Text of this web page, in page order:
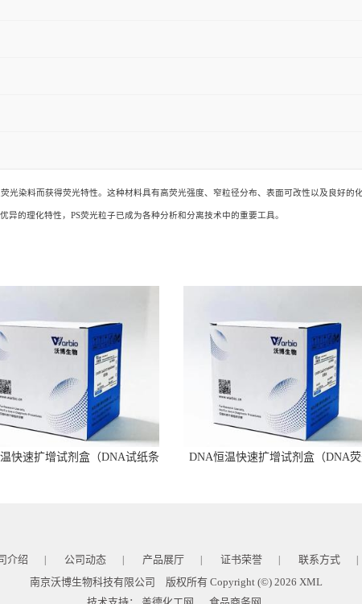
光染料而获得荧光特性。这种材料具有高荧光强度、窄粒径分布、表面可改性以及良好的
的理化特性，PS荧光粒子已成为各种分析和分离技术中的重要工具。
快速扩增试剂盒（DNA试纸条
DNA恒温快速扩增试剂盒（DNA
介绍 公司动态 产品展厅 证书荣誉 联系方式
南京沃博生物科技有限公司 版权所有 Copyright (©) 2026 XML